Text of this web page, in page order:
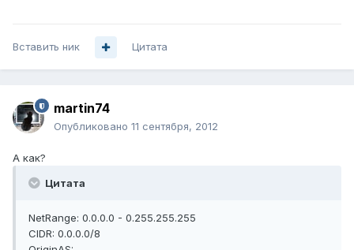
Вставить ник Цитата
martin74
Опубликовано 11 сентября, 2012
А как?
Цитата
NetRange: 0.0.0.0 - 0.255.255.255
CIDR: 0.0.0.0/8